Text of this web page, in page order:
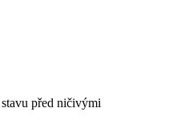
před ničivými